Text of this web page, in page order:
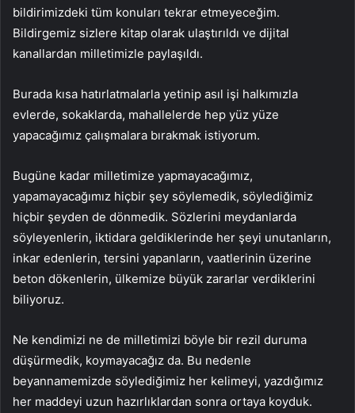
bildirimizdeki tüm konuları tekrar etmeyeceğim.
Bildirgemiz sizlere kitap olarak ulaştırıldı ve dijital
kanallardan milletimizle paylaşıldı.
Burada kısa hatırlatmalarla yetinip asıl işi halkımızla
evlerde, sokaklarda, mahallelerde hep yüz yüze
yapacağımız çalışmalara bırakmak istiyorum.
Bugüne kadar milletimize yapmayacağımız,
yapamayacağımız hiçbir şey söylemedik, söylediğimiz
hiçbir şeyden de dönmedik. Sözlerini meydanlarda
söyleyenlerin, iktidara geldiklerinde her şeyi unutanların,
inkar edenlerin, tersini yapanların, vaatlerinin üzerine
beton dökenlerin, ülkemize büyük zararlar verdiklerini
biliyoruz.
Ne kendimizi ne de milletimizi böyle bir rezil duruma
düşürmedik, koymayacağız da. Bu nedenle
beyannamemizde söylediğimiz her kelimeyi, yazdığımız
her maddeyi uzun hazırlıklardan sonra ortaya koyduk.